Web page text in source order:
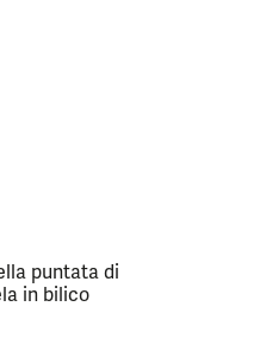
puntata di
in bilico